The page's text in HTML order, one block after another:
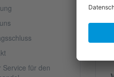
Service für den